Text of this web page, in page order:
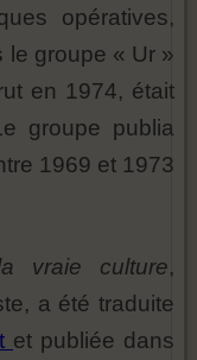
opératives,
le groupe « Ur »
en 1974, était
groupe publia
1969 et 1973
vraie culture,
a été traduite
et publiée dans